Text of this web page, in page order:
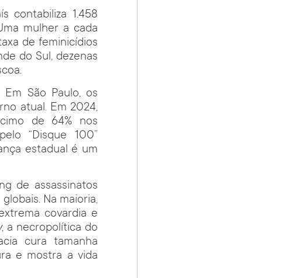
contabiliza 1.458
mulher a cada
de feminicídios
do Sul, dezenas
São Paulo, os
atual. Em 2024,
de 64% nos
“Disque 100”
estadual é um
de assassinatos
Na maioria,
covardia e
, a necropolítica do
cura tamanha
e mostra a vida